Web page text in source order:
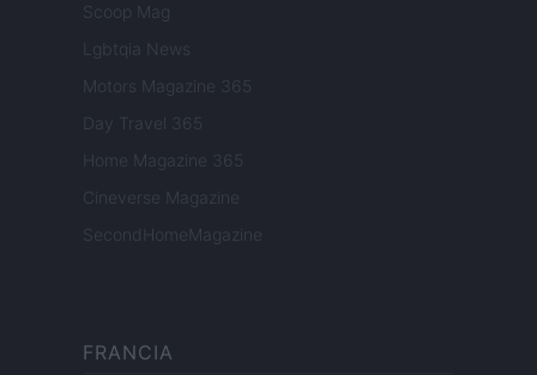
Scoop Mag
Lgbtqia News
Motors Magazine 365
Day Travel 365
Home Magazine 365
Cineverse Magazine
SecondHomeMagazine
FRANCIA